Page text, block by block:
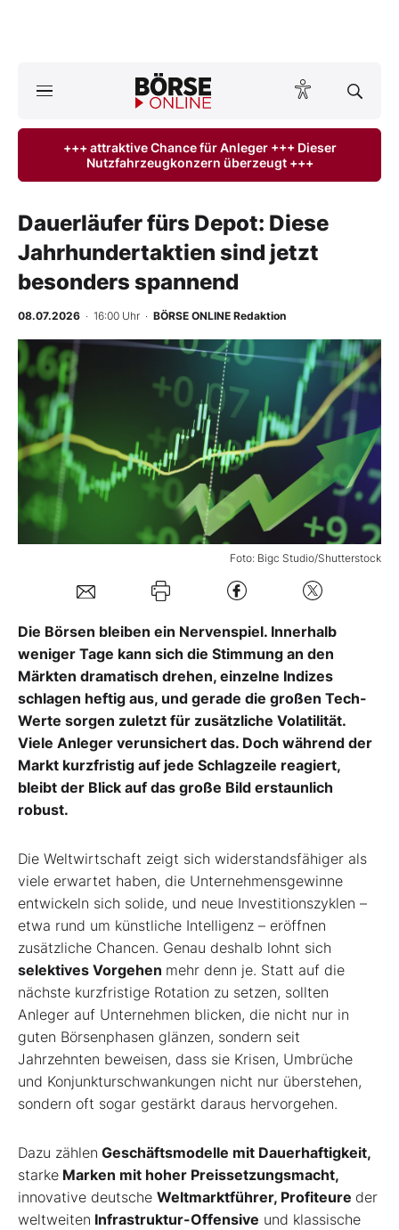
Anlageprodukte
Finanz-Check
Abo & Shop
BO-Musterdepots
Experten
Mein B:O
Mein Konto
Folgen Sie uns
+++ attraktive Chance für Anleger +++ Dieser
Nutzfahrzeugkonzern überzeugt +++
Dauerläufer fürs Depot: Diese
Jahrhundertaktien sind jetzt
besonders spannend
08.07.2026 · 16:00 Uhr · BÖRSE ONLINE Redaktion
Foto: Bigc Studio/Shutterstock
Die Börsen bleiben ein Nervenspiel. Innerhalb
weniger Tage kann sich die Stimmung an den
Märkten dramatisch drehen, einzelne Indizes
schlagen heftig aus, und gerade die großen Tech-
Werte sorgen zuletzt für zusätzliche Volatilität.
Viele Anleger verunsichert das. Doch während der
Markt kurzfristig auf jede Schlagzeile reagiert,
bleibt der Blick auf das große Bild erstaunlich
robust.
Die Weltwirtschaft zeigt sich widerstandsfähiger als
viele erwartet haben, die Unternehmensgewinne
entwickeln sich solide, und neue Investitionszyklen –
etwa rund um künstliche Intelligenz – eröffnen
zusätzliche Chancen. Genau deshalb lohnt sich
selektives Vorgehen mehr denn je. Statt auf die
nächste kurzfristige Rotation zu setzen, sollten
Anleger auf Unternehmen blicken, die nicht nur in
guten Börsenphasen glänzen, sondern seit
Jahrzehnten beweisen, dass sie Krisen, Umbrüche
und Konjunkturschwankungen nicht nur überstehen,
sondern oft sogar gestärkt daraus hervorgehen.
Dazu zählen Geschäftsmodelle mit Dauerhaftigkeit,
starke Marken mit hoher Preissetzungsmacht,
innovative deutsche Weltmarktführer, Profiteure der
weltweiten Infrastruktur-Offensive und klassische